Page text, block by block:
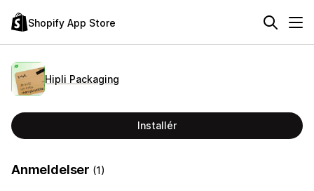
Shopify App Store
Hipli Packaging
Installér
Anmeldelser (1)